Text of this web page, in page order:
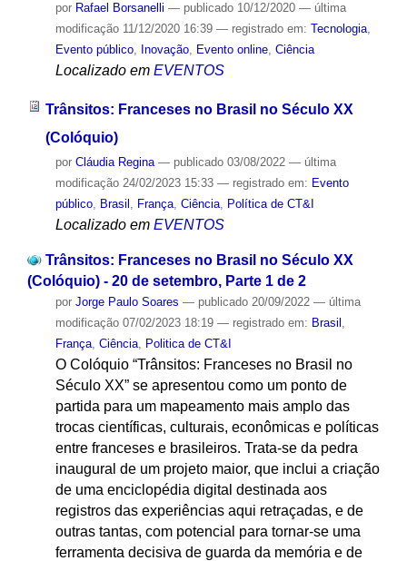
por Rafael Borsanelli — publicado10/12/2020 — última
modificação11/12/2020 16:39 — registrado em: Tecnologia,
Evento público, Inovação, Evento online, Ciência
Localizado em EVENTOS
Trânsitos: Franceses no Brasil no Século XX
(Colóquio)
por Cláudia Regina — publicado03/08/2022 — última
modificação24/02/2023 15:33 — registrado em: Evento
público, Brasil França, Ciência, Política de CT&I
Localizado em EVENTOS
Trânsitos: Franceses no Brasil no Século XX
(Colóquio) - 20 de setembro, Parte 1 de 2
por Jorge Paulo Soares — publicado20/09/2022 — última
modificação07/02/2023 18:19 — registrado em: Brasil
França, Ciência, Politica de CT&I
O Colóquio “Trânsitos: Franceses no Brasil no
Século XX” se apresentou como um ponto de
partida para um mapeamento mais amplo das
trocas científicas, culturais, econômicas e políticas
entre franceses e brasileiros. Trata-se da pedra
inaugural de um projeto maior, que inclui a criação
de uma enciclopédia digital destinada aos
registros das experiências aqui retraçadas, e de
outras tantas, com potencial para tornar-se uma
ferramenta decisiva de guarda da memória e de